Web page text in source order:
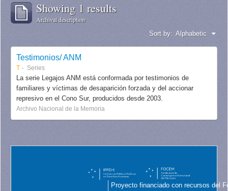
Showing 1 results
Archival description
Sort by: Alphabetic
Testimonios/ ANM
T Series
La serie Legajos ANM está conformada por testimonios de
familiares y víctimas de desaparición forzada y del accionar
represivo en el Cono Sur, producidos desde 2003.
Archivo Nacional de la Memoria
Proyecto financiado con recursos del